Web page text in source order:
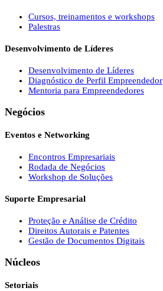
Cursos, treinamentos e workshops
Palestras
Desenvolvimento de Líderes
Desenvolvimento de Líderes
Diagnóstico de Perfil Empreendedor
Mentoria para Empreendedores
Negócios
Eventos e Networking
Encontros Empresariais
Rodada de Negócios
Workshop de Soluções
Suporte Empresarial
Proteção e Análise de Crédito
Direitos Autorais e Patentes
Gestão de Documentos Digitais
Núcleos
Setoriais